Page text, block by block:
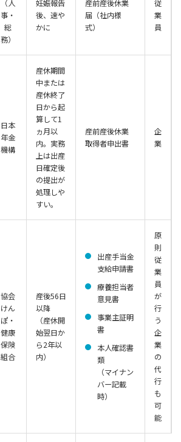
（人
事・
総
務）
妊娠報告
後、速や
かに
産前産後休業
届（社内様
式）
従
業
員
日本
年金
機構
産休期間
中または
産休終了
日から起
算して1
ヵ月以
内。実務
上は出産
日確定後
の提出が
処理しや
すい。
産前産後休業
取得者申出書
企
業
協会
けん
ぽ・
健康
保険
組合
産後56日
以降
（産休開
始翌日か
ら2年以
内）
出産手当金
支給申請書
療養担当者
意見書
事業主証明
書
本人確認書
類
（マイナン
バー記載
時）
原
則
従
業
員
が
行
う
企
業
の
代
行
も
可
能